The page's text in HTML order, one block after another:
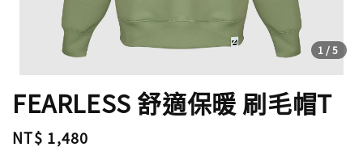
1/5
FEARLESS 舒適保暖 刷毛帽T
Regular
NT$ 1,480